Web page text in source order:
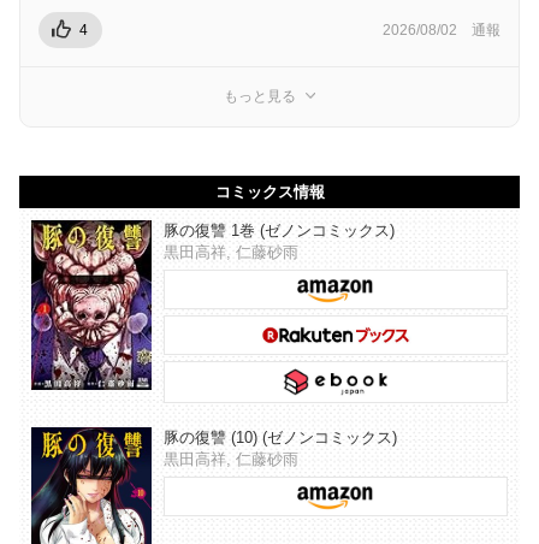
4 2026/08/02 通報
もっと見る
コミックス情報
豚の復讐 1巻 (ゼノンコミックス)
黒田高祥, 仁藤砂雨
豚の復讐 (10) (ゼノンコミックス)
黒田高祥, 仁藤砂雨